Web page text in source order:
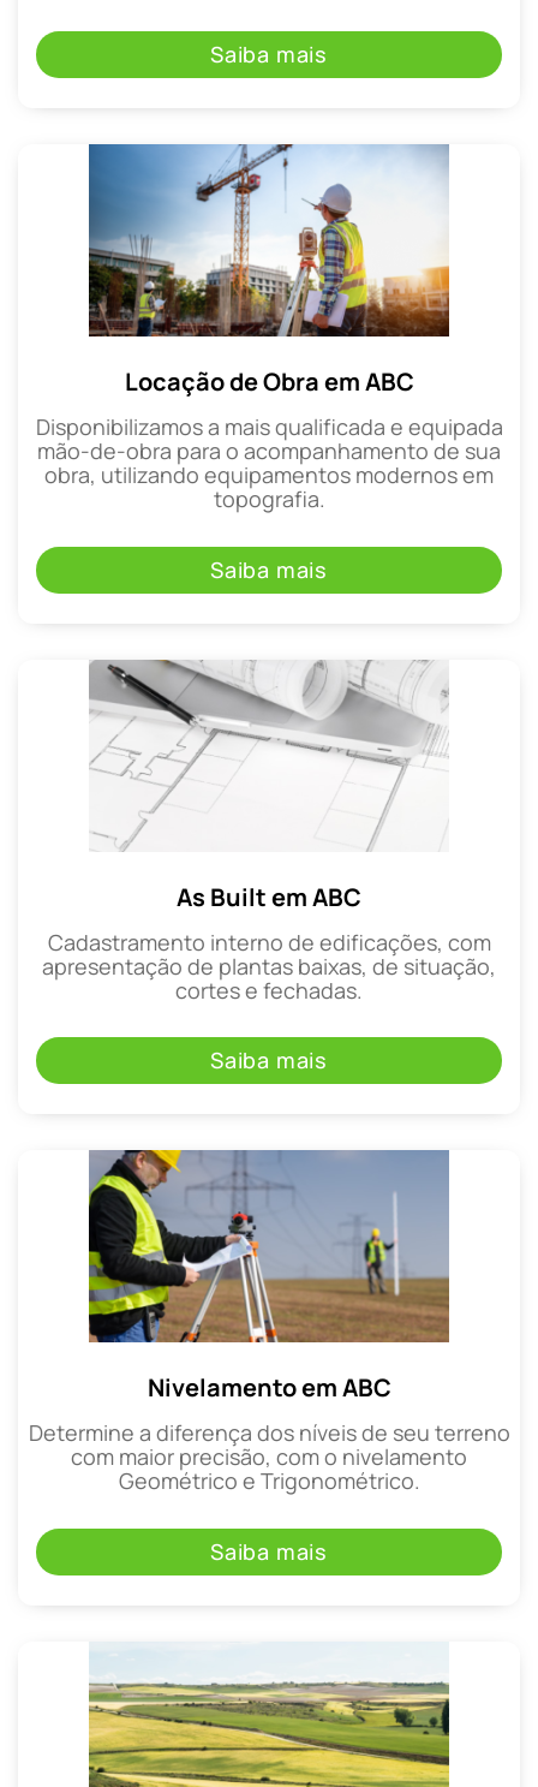
Saiba mais
Locação de Obra em ABC
Disponibilizamos a mais qualificada e equipada
mão-de-obra para o acompanhamento de sua
obra, utilizando equipamentos modernos em
topografia.
Saiba mais
As Built em ABC
Cadastramento interno de edificações, com
apresentação de plantas baixas, de situação,
cortes e fechadas.
Saiba mais
Nivelamento em ABC
Determine a diferença dos níveis de seu terreno
com maior precisão, com o nivelamento
Geométrico e Trigonométrico.
Saiba mais